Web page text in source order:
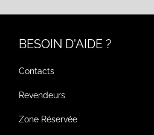
BESOIN D'AIDE ?
Contacts
Revendeurs
Zone Réservée